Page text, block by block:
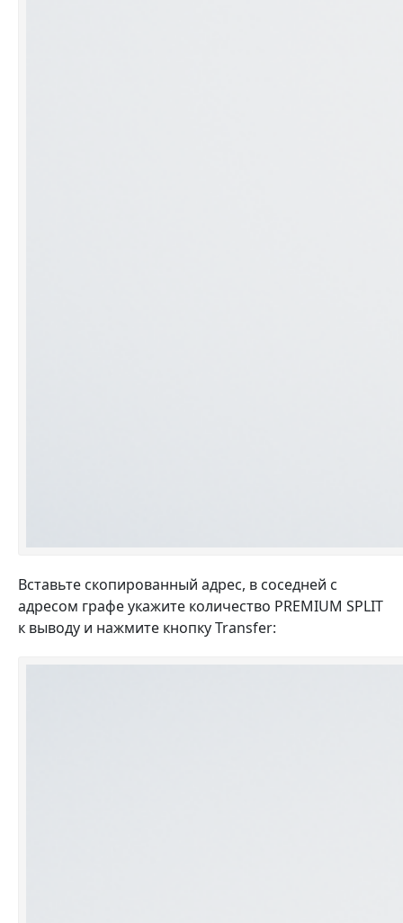
Вставьте скопированный адрес, в соседней с
адресом графе укажите количество PREMIUM SPLIT
к выводу и нажмите кнопку Transfer: